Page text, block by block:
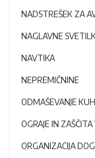
NADSTREŠEK ZA
NAGLAVNE
NAVTIKA
NEPREMIČNINE
ODMAŠEVANJE
OGRAJE IN
ORGANIZACIJA